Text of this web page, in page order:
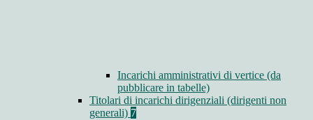
Incarichi amministrativi di vertice (da
pubblicare in tabelle)
Titolari di incarichi dirigenziali (dirigenti non
generali) 7